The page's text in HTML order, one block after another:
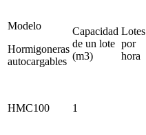
Modelo
Hormigoneras
autocargables
Capacidad
de un lote
(m3)
Lotes
por
hora
HMC100 1